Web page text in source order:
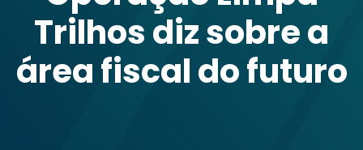
Trilhos diz sobre a
área fiscal do futuro